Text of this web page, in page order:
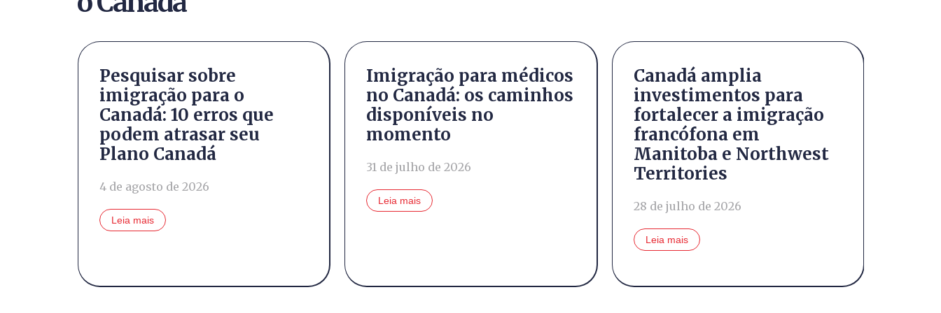
Pesquisar sobre
imigração para o
Canadá: 10 erros que
podem atrasar seu
Plano Canadá
4 de agosto de 2026
Leia mais
Imigração para médicos
no Canadá: os caminhos
disponíveis no
momento
31 de julho de 2026
Leia mais
Canadá amplia
investimentos para
fortalecer a imigração
francófona em
Manitoba e Northwest
Territories
28 de julho de 2026
Leia mais